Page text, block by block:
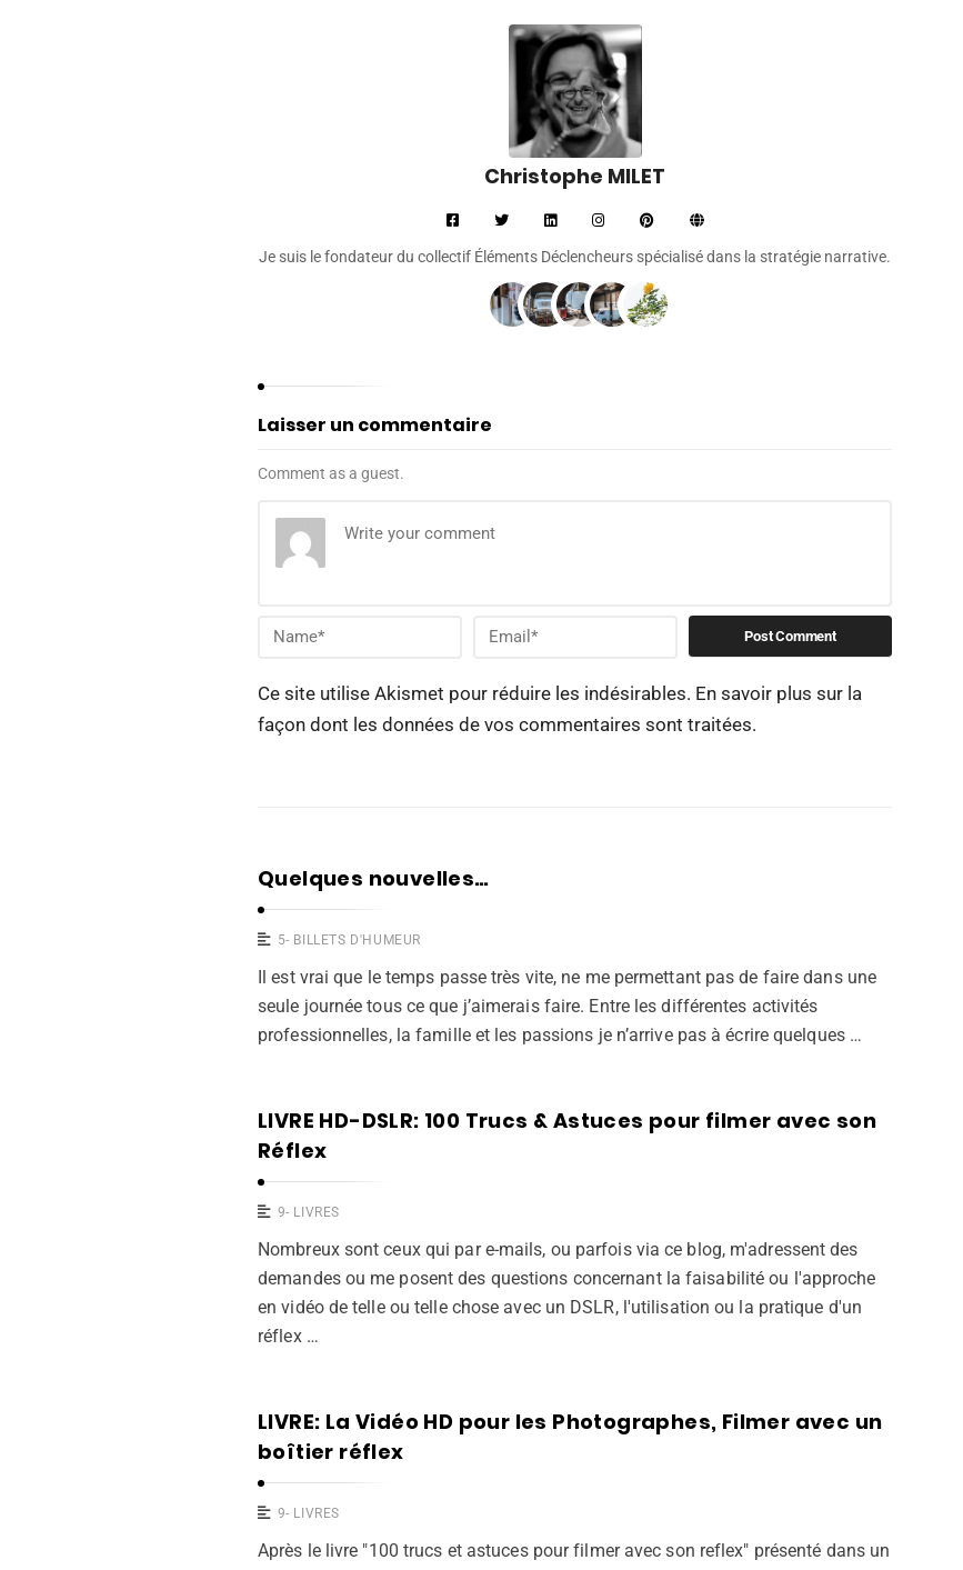
Christophe MILET
Je suis le fondateur du collectif Éléments Déclencheurs spécialisé dans la stratégie narrative.
Laisser un commentaire
Comment as a guest.
Ce site utilise Akismet pour réduire les indésirables. En savoir plus sur la
façon dont les données de vos commentaires sont traitées.
Quelques nouvelles…
5- BILLETS D'HUMEUR
Il est vrai que le temps passe très vite, ne me permettant pas de faire dans une
seule journée tous ce que j’aimerais faire. Entre les différentes activités
professionnelles, la famille et les passions je n’arrive pas à écrire quelques …
LIVRE HD-DSLR: 100 Trucs & Astuces pour filmer avec son
Réflex
9- LIVRES
Nombreux sont ceux qui par e-mails, ou parfois via ce blog, m'adressent des
demandes ou me posent des questions concernant la faisabilité ou l'approche
en vidéo de telle ou telle chose avec un DSLR, l'utilisation ou la pratique d'un
réflex …
LIVRE: La Vidéo HD pour les Photographes, Filmer avec un
boîtier réflex
9- LIVRES
Après le livre "100 trucs et astuces pour filmer avec son reflex" présenté dans un